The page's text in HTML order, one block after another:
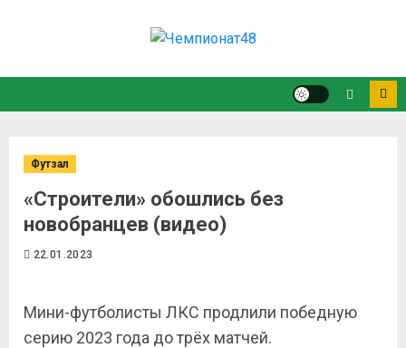
Футзал
«Строители» обошлись без
новобранцев (видео)
22.01.2023
Мини-футболисты ЛКС продлили победную
серию 2023 года до трёх матчей.